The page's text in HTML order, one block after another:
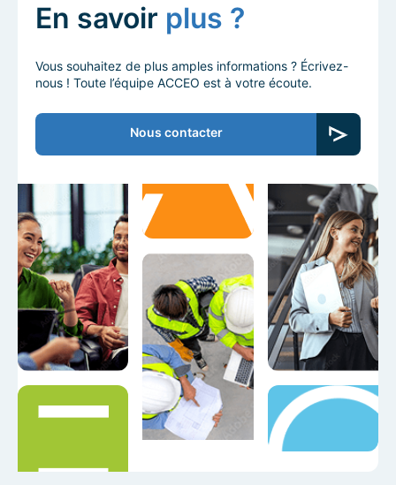
En savoir plus ?
Vous souhaitez de plus amples informations ? Écrivez-
nous ! Toute l’équipe ACCEO est à votre écoute.
Nous contacter